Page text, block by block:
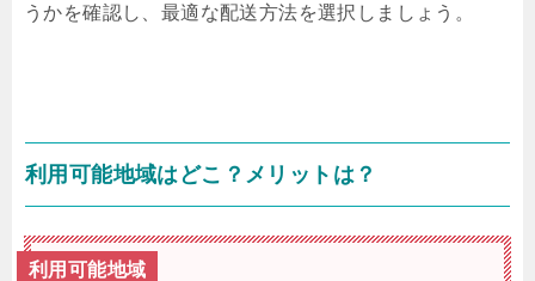
うかを確認し、最適な配送方法を選択しましょう。
利用可能地域はどこ？メリットは？
利用可能地域